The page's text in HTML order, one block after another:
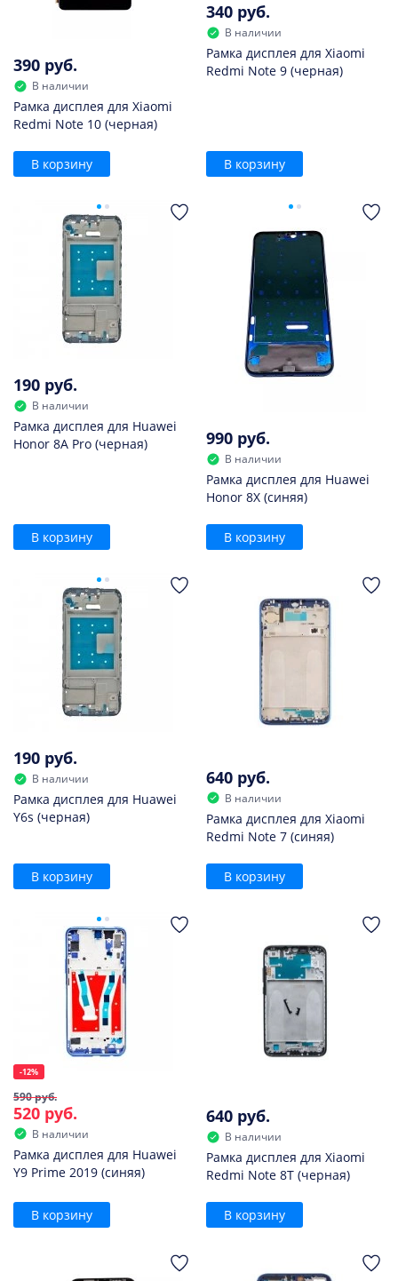
390 руб.
В наличии
Рамка дисплея для Xiaomi
Redmi Note 10 (черная)
В корзину
340 руб.
В наличии
Рамка дисплея для Xiaomi
Redmi Note 9 (черная)
В корзину
190 руб.
В наличии
Рамка дисплея для Huawei
Honor 8A Pro (черная)
В корзину
990 руб.
В наличии
Рамка дисплея для Huawei
Honor 8X (синяя)
В корзину
190 руб.
В наличии
Рамка дисплея для Huawei
Y6s (черная)
В корзину
640 руб.
В наличии
Рамка дисплея для Xiaomi
Redmi Note 7 (синяя)
В корзину
-12%
590 руб.
520 руб.
В наличии
Рамка дисплея для Huawei
Y9 Prime 2019 (синяя)
В корзину
640 руб.
В наличии
Рамка дисплея для Xiaomi
Redmi Note 8T (черная)
В корзину